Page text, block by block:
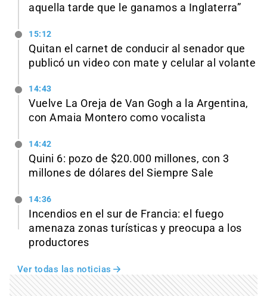
aquella tarde que le ganamos a Inglaterra”
15:12
Quitan el carnet de conducir al senador que
publicó un video con mate y celular al volante
14:43
Vuelve La Oreja de Van Gogh a la Argentina,
con Amaia Montero como vocalista
14:42
Quini 6: pozo de $20.000 millones, con 3
millones de dólares del Siempre Sale
14:36
Incendios en el sur de Francia: el fuego
amenaza zonas turísticas y preocupa a los
productores
Ver todas las noticias